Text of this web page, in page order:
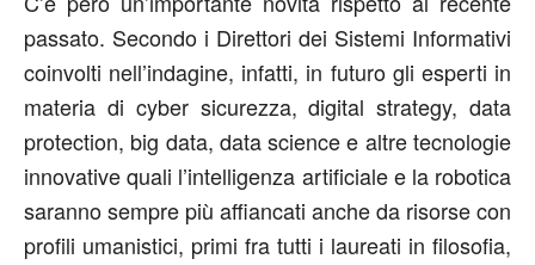
passato. Secondo i Direttori dei Sistemi Informativi
coinvolti nell’indagine, infatti, in futuro gli esperti in
materia di cyber sicurezza, digital strategy, data
protection, big data, data science e altre tecnologie
innovative quali l’intelligenza artificiale e la robotica
saranno sempre più affiancati anche da risorse con
profili umanistici, primi fra tutti i laureati in filosofia,